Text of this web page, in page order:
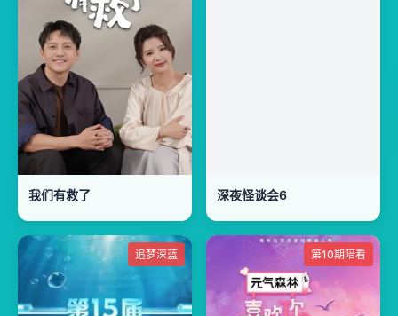
我们有救了 深夜怪谈会6
追梦深蓝 第10期陪看